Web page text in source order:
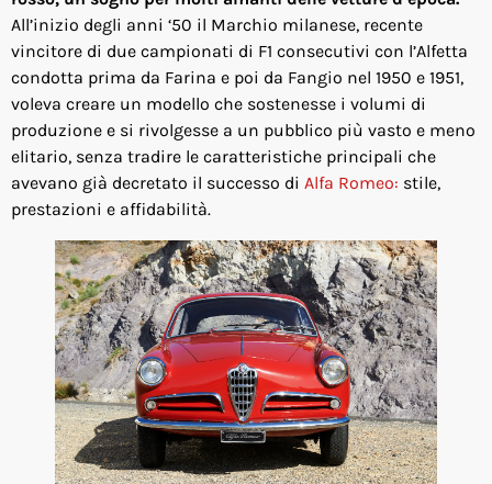
All’inizio degli anni ‘50 il Marchio milanese, recente
vincitore di due campionati di F1 consecutivi con l’Alfetta
condotta prima da Farina e poi da Fangio nel 1950 e 1951,
voleva creare un modello che sostenesse i volumi di
produzione e si rivolgesse a un pubblico più vasto e meno
elitario, senza tradire le caratteristiche principali che
avevano già decretato il successo di Alfa Romeo: stile,
prestazioni e affidabilità.